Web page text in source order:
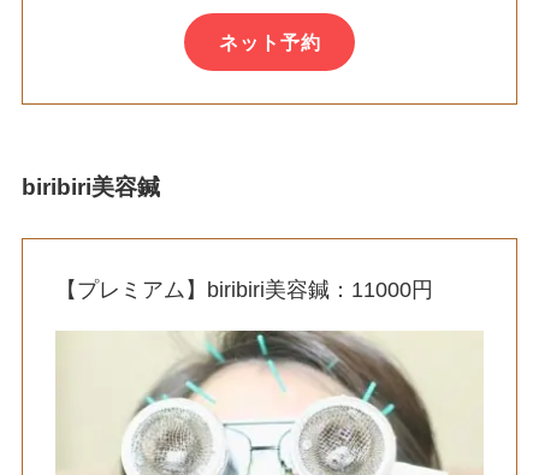
ネット予約
biribiri美容鍼
【プレミアム】biribiri美容鍼：11000円